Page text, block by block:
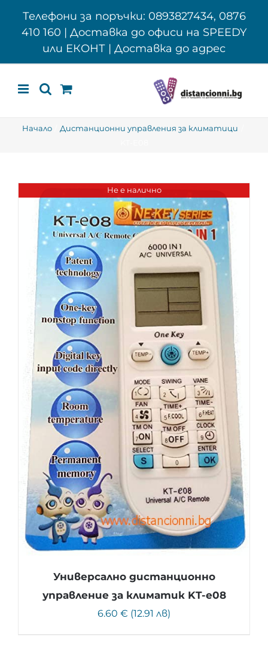
Телефони за поръчки: 0893827434, 0876
410 160 | Доставка до офиси на SPEEDY
или ЕКОНТ | Доставка до адрес
Начало
Дистанционни управления за климатици
Не е налично
Универсално дистанционно
управление за климатик KT-e08
6.60 € (12.91 лв)